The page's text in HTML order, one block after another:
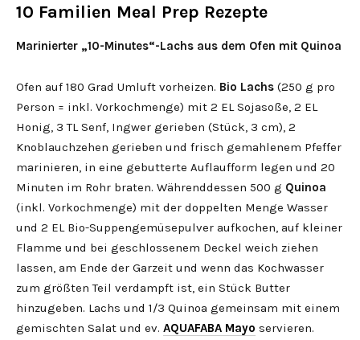
10 Familien Meal Prep Rezepte
Marinierter „10-Minutes“-Lachs aus dem Ofen mit Quinoa
Ofen auf 180 Grad Umluft vorheizen. Bio Lachs (250 g pro
Person = inkl. Vorkochmenge) mit 2 EL Sojasoße, 2 EL
Honig, 3 TL Senf, Ingwer gerieben (Stück, 3 cm), 2
Knoblauchzehen gerieben und frisch gemahlenem Pfeffer
marinieren, in eine gebutterte Auflaufform legen und 20
Minuten im Rohr braten. Währenddessen 500 g Quinoa
(inkl. Vorkochmenge) mit der doppelten Menge Wasser
und 2 EL Bio-Suppengemüsepulver aufkochen, auf kleiner
Flamme und bei geschlossenem Deckel weich ziehen
lassen, am Ende der Garzeit und wenn das Kochwasser
zum größten Teil verdampft ist, ein Stück Butter
hinzugeben. Lachs und 1/3 Quinoa gemeinsam mit einem
gemischten Salat und ev. AQUAFABA Mayo servieren.